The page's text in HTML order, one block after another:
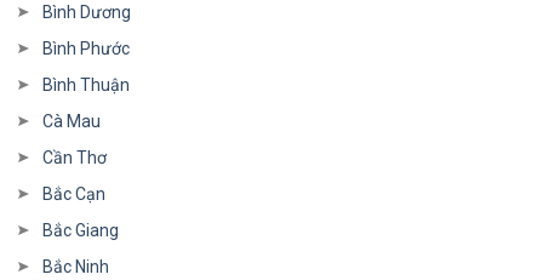
Bình Dương
Bình Phước
Bình Thuận
Cà Mau
Cần Thơ
Bắc Cạn
Bắc Giang
Bắc Ninh